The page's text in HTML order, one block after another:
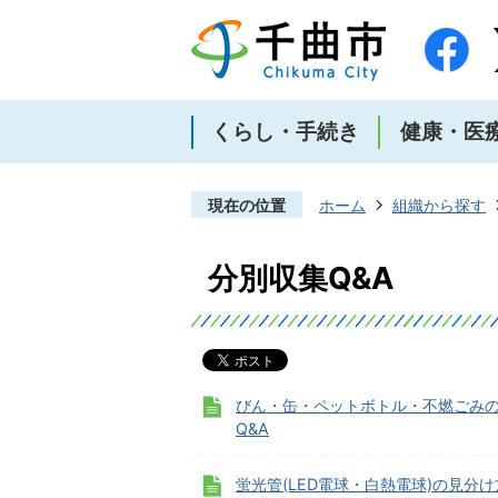
くらし・手続き 健康・医
現在の位置 ホーム 組織から探す
分別収集Q&A
びん・缶・ペットボトル・不燃ごみ
Q&A
蛍光管(LED電球・白熱電球)の見分け